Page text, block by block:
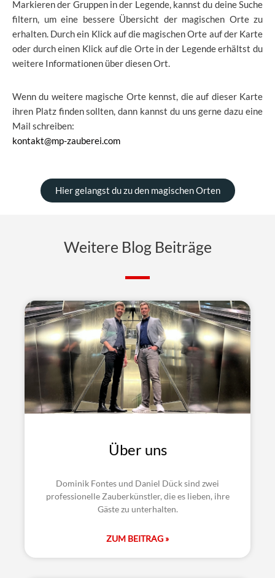
Markieren der Gruppen in der Legende, kannst du deine Suche
filtern, um eine bessere Übersicht der magischen Orte zu
erhalten. Durch ein Klick auf die magischen Orte auf der Karte
oder durch einen Klick auf die Orte in der Legende erhältst du
weitere Informationen über diesen Ort.
Wenn du weitere magische Orte kennst, die auf dieser Karte
ihren Platz finden sollten, dann kannst du uns gerne dazu eine
Mail schreiben:
kontakt@mp-zauberei.com
Hier gelangst du zu den magischen Orten
Weitere Blog Beiträge
Über uns
Dominik Fontes und Daniel Dück sind zwei
professionelle Zauberkünstler, die es lieben, ihre
Gäste zu unterhalten.
ZUM BEITRAG »